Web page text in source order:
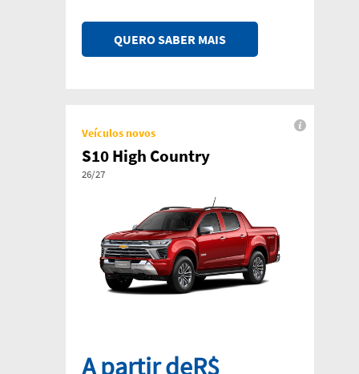
QUERO SABER MAIS
Veículos novos
S10 High Country
26/27
A partir deR$